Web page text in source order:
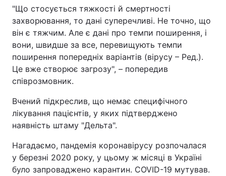
"Що стосується тяжкості й смертності
захворювання, то дані суперечливі. Не точно, що
він є тяжчим. Але є дані про темпи поширення, і
вони, швидше за все, перевищують темпи
поширення попередніх варіантів (вірусу – Ред.).
Це вже створює загрозу", – попередив
співрозмовник.
Вчений підкреслив, що немає специфічного
лікування пацієнтів, у яких підтверджено
наявність штаму "Дельта".
Нагадаємо, пандемія коронавірусу розпочалася
у березні 2020 року, у цьому ж місяці в Україні
було запроваджено карантин. COVID-19 мутував.